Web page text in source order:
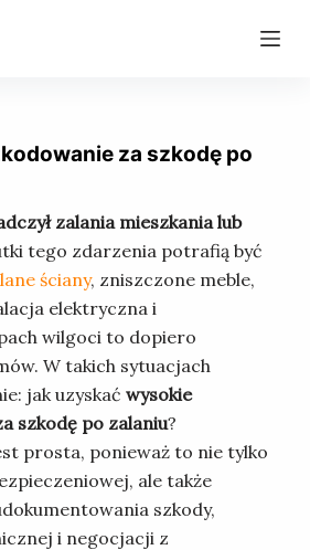
za szkodę po
zalania mieszkania lub
tego zdarzenia potrafią być
ściany, zniszczone meble,
elektryczna i
wilgoci to dopiero
W takich sytuacjach
jak uzyskać wysokie
szkodę po zalaniu?
prosta, ponieważ to nie tylko
ale także
szkody,
i negocjacji z